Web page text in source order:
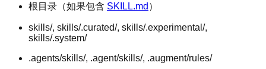
根目录（如果包含 SKILL.md ）
skills/, skills/.curated/, skills/.experimental/,
skills/.system/
.agents/skills/, .agent/skills/, .augment/rules/